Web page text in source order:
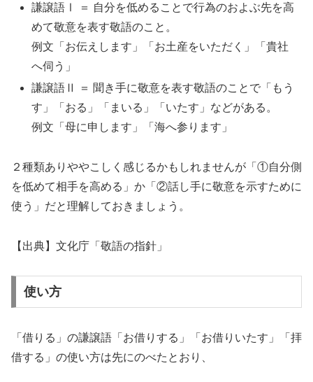
謙譲語Ⅰ ＝ 自分を低めることで行為のおよぶ先を高
めて敬意を表す敬語のこと。
例文「お伝えします」「お土産をいただく」「貴社
へ伺う」
謙譲語Ⅱ ＝ 聞き手に敬意を表す敬語のことで「もう
す」「おる」「まいる」「いたす」などがある。
例文「母に申します」「海へ参ります」
２種類ありややこしく感じるかもしれませんが「①自分側
を低めて相手を高める」か「②話し手に敬意を示すために
使う」だと理解しておきましょう。
【出典】文化庁「敬語の指針」
使い方
「借りる」の謙譲語「お借りする」「お借りいたす」「拝
借する」の使い方は先にのべたとおり、